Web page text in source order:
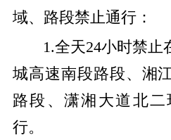
域、路段禁止通行：
1.全天24小时禁止
城高速南段路段、湘
路段、潇湘大道北
行。